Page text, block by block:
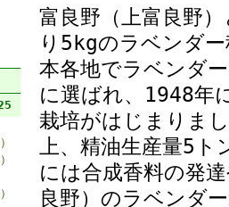
富良野（上富良野
り5kgのラベンダ
本各地でラベンダ
に選ばれ、1948年
栽培がはじまりま
上、精油生産量5ト
には合成香料の発
良野）のラベンダ